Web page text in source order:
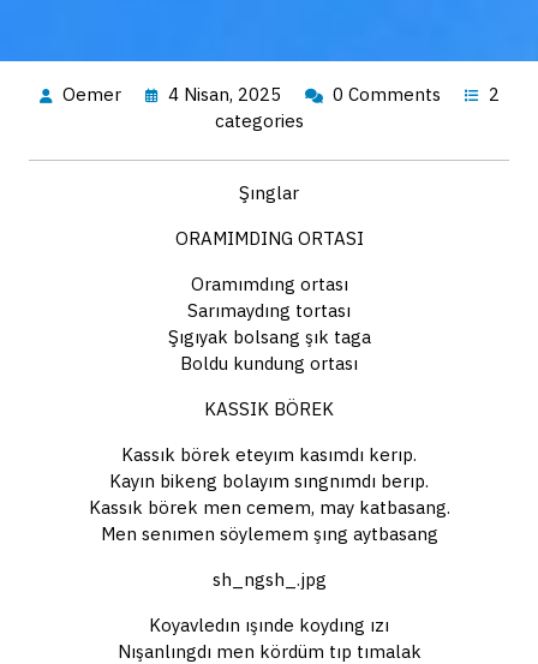
Oemer 4 Nisan, 2025 0 Comments
2
categories
Şınglar
ORAMIMDING ORTASI
Oramımdıng ortası
Sarımaydıng tortası
Şıgıyak bolsang şık taga
Boldu kundung ortası
KASSIK BÖREK
Kassık börek eteyım kasımdı kerıp.
Kayın bikeng bolayım sıngnımdı berıp.
Kassık börek men cemem, may katbasang.
Men senımen söylemem şıng aytbasang
sh_ngsh_.jpg
Koyavledın ışınde koydıng ızı
Nışanlıngdı men kördüm tıp tımalak